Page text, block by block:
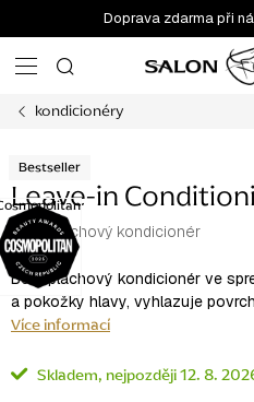
na
obsah
Doprava zdarma při
kondicionéry
Bestseller
Leave-in
bezoplachový kondicionér
Bezoplachový kondicionér ve
a pokožky hlavy, vyhlazuje
Více informací
Skladem 12. 8.